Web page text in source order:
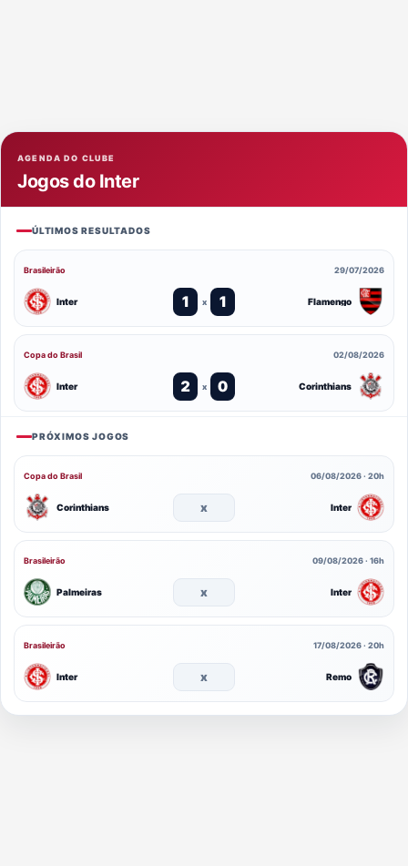
AGENDA DO CLUBE
Jogos do Inter
ÚLTIMOS RESULTADOS
Brasileirão 29/07/2026
Inter 1 x 1 Flamengo
Copa do Brasil 02/08/2026
Inter 2 x 0 Corinthians
PRÓXIMOS JOGOS
Copa do Brasil 06/08/2026 · 20h
Corinthians x Inter
Brasileirão 09/08/2026 · 16h
Palmeiras x Inter
Brasileirão 17/08/2026 · 20h
Inter x Remo